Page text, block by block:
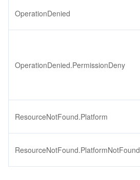
OperationDenied
OperationDenied.PermissionDeny
ResourceNotFound.Platform
ResourceNotFound.PlatformNotFound